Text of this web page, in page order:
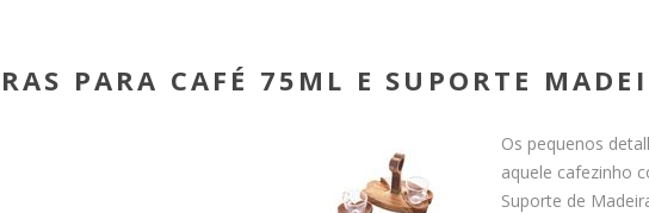
PARA CAFÉ 75ML E SUPORTE
Os pequenos
aquele cafezinho
Suporte de